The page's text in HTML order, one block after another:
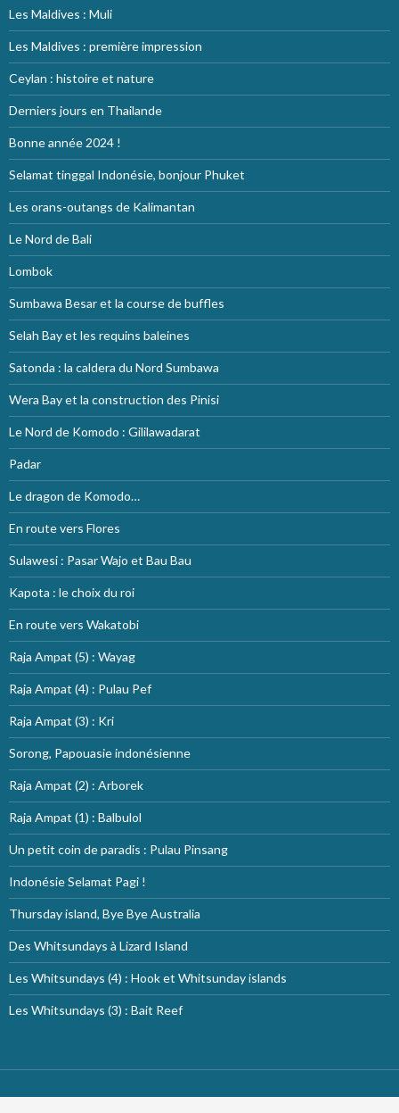
Les Maldives : Muli
Les Maldives : première impression
Ceylan : histoire et nature
Derniers jours en Thailande
Bonne année 2024 !
Selamat tinggal Indonésie, bonjour Phuket
Les orans-outangs de Kalimantan
Le Nord de Bali
Lombok
Sumbawa Besar et la course de buffles
Selah Bay et les requins baleines
Satonda : la caldera du Nord Sumbawa
Wera Bay et la construction des Pinisi
Le Nord de Komodo : Gililawadarat
Padar
Le dragon de Komodo…
En route vers Flores
Sulawesi : Pasar Wajo et Bau Bau
Kapota : le choix du roi
En route vers Wakatobi
Raja Ampat (5) : Wayag
Raja Ampat (4) : Pulau Pef
Raja Ampat (3) : Kri
Sorong, Papouasie indonésienne
Raja Ampat (2) : Arborek
Raja Ampat (1) : Balbulol
Un petit coin de paradis : Pulau Pinsang
Indonésie Selamat Pagi !
Thursday island, Bye Bye Australia
Des Whitsundays à Lizard Island
Les Whitsundays (4) : Hook et Whitsunday islands
Les Whitsundays (3) : Bait Reef